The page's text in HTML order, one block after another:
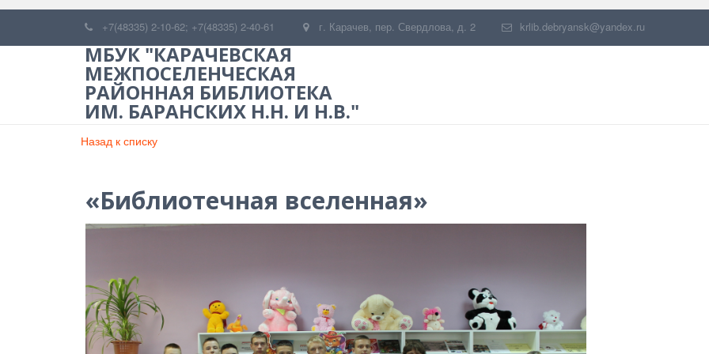
+7(48335) 2-10-62; +7(48335) 2-40-61 г. Карачев, пер. Свердлова, д. 2 krlib.debryansk@yandex.ru
МБУК "КАРАЧЕВСКАЯ
МЕЖПОСЕЛЕНЧЕСКАЯ
РАЙОННАЯ БИБЛИОТЕКА
ИМ. БАРАНСКИХ Н.Н. И Н.В."
Назад к списку
«Библиотечная вселенная»